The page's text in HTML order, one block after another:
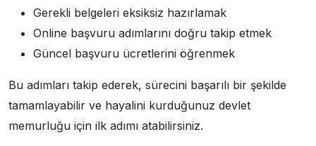
Gerekli belgeleri eksiksiz hazırlamak
Online başvuru adımlarını doğru takip etmek
Güncel başvuru ücretlerini öğrenmek
Bu adımları takip ederek, sürecini başarılı bir şekilde
tamamlayabilir ve hayalini kurduğunuz devlet
memurluğu için ilk adımı atabilirsiniz.